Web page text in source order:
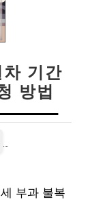
기간
방법
부과 불복